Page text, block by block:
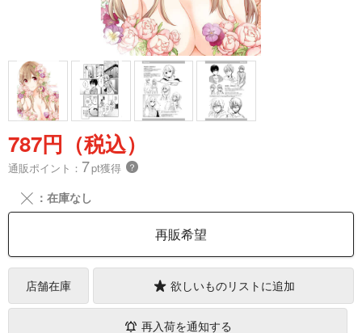
787円（税込）
通販ポイント： 7pt獲得 ？
╳ ：在庫なし
再販希望
店舗在庫 欲しいものリストに追加
再入荷を通知する